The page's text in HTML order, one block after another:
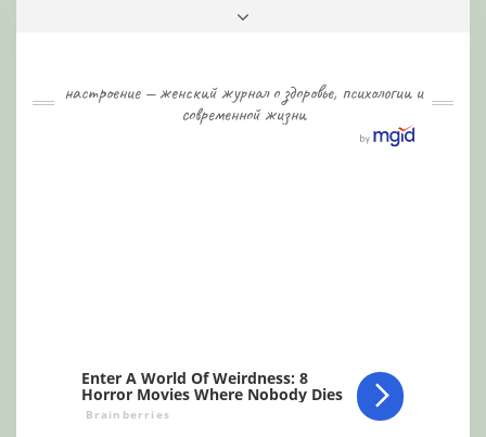
настроение — женский журнал о здоровье, психологии и
современной жизни